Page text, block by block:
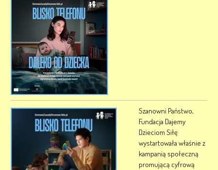
Szanowni Państwo,
Fundacja Dajemy
Dzieciom Siłę
wystartowała właśnie z
kampanią społeczną
promującą cyfrową